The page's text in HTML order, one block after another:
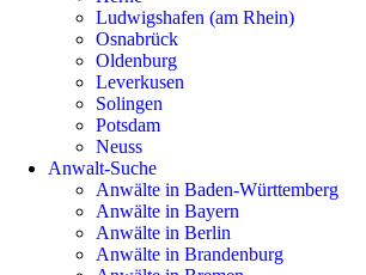
Ludwigshafen (am Rhein)
Osnabrück
Oldenburg
Leverkusen
Solingen
Potsdam
Neuss
Anwalt-Suche
Anwälte in Baden-Württemberg
Anwälte in Bayern
Anwälte in Berlin
Anwälte in Brandenburg